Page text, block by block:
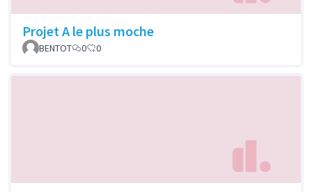
Projet A le plus moche
BENTOT 0 0